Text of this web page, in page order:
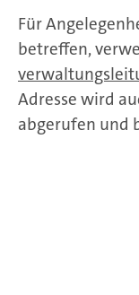
Für
betreffen,
Adresse wird
abgerufen und